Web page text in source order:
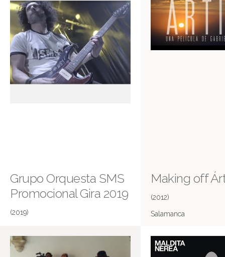
Grupo Orquesta SMS
Promocional Gira 2019
(2019)
Making off
(2012)
Salamanca